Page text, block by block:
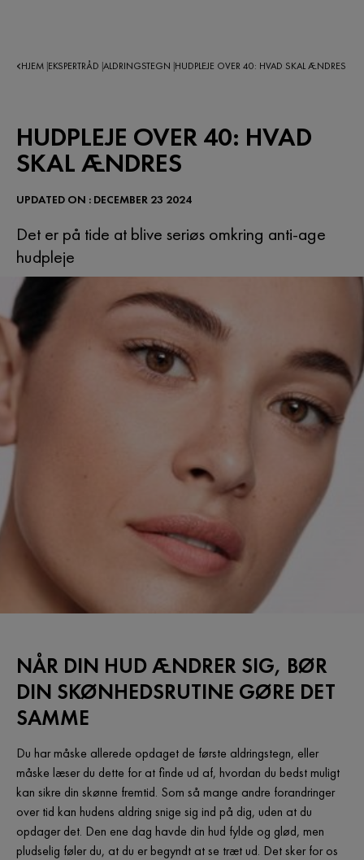
HJEM EKSPERTRÅD ALDRINGSTEGN HUDPLEJE OVER 40: HVAD SKAL ÆNDRES
HUDPLEJE OVER 40: HVAD
SKAL ÆNDRES
Det er på tide at blive seriøs omkring anti-age
hudpleje
UPDATED ON : DECEMBER 23 2024
NÅR DIN HUD ÆNDRER SIG, BØR
DIN SKØNHEDSRUTINE GØRE DET
SAMME
Du har måske allerede opdaget de første aldringstegn, eller
måske læser du dette for at finde ud af, hvordan du bedst muligt
kan sikre din skønne fremtid. Som så mange andre forandringer
over tid kan hudens aldring snige sig ind på dig, uden at du
opdager det. Den ene dag havde din hud fylde og glød, men
pludselig føler du, at du er begyndt at se træt ud. Det sker for os